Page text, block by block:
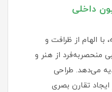
داخلی
الهام از ظرافت و
منحصربه‌فرد از هنر و
می‌دهد. طراحی
تقارن بصری